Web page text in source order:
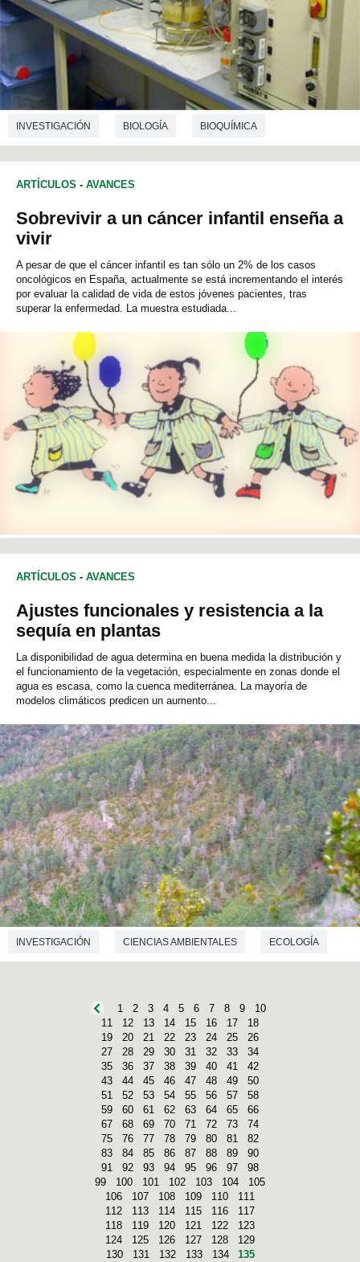
INVESTIGACIÓN BIOLOGÍA BIOQUÍMICA
INGENIERÍA QUÍMICA BIOTECNOLOGÍA
ARTÍCULOS - AVANCES
Sobrevivir a un cáncer infantil enseña a
vivir
A pesar de que el cáncer infantil es tan sólo un 2% de los casos
oncológicos en España, actualmente se está incrementando el interés
por evaluar la calidad de vida de estos jóvenes pacientes, tras
superar la enfermedad. La muestra estudiada...
ARTÍCULOS - AVANCES
Ajustes funcionales y resistencia a la
sequía en plantas
La disponibilidad de agua determina en buena medida la distribución y
el funcionamiento de la vegetación, especialmente en zonas donde el
agua es escasa, como la cuenca mediterránea. La mayoría de
modelos climáticos predicen un aumento...
INVESTIGACIÓN CIENCIAS AMBIENTALES ECOLOGÍA
1 2 3 4 5 6 7 8 9
10
11
12 13 14 15 16 17
18
19
20 21 22 23 24 25
26
27
28 29 30 31 32 33
34
35
36 37 38 39 40 41
42
43
44 45 46 47 48 49
50
51
52 53 54 55 56 57
58
59
60 61 62 63 64 65
66
67
68 69 70 71 72 73
74
75
76 77 78 79 80 81
82
83
84 85 86 87 88 89
90
91
92 93 94 95 96 97
98
99
100 101 102 103 104
105
106
107 108 109 110
111
112
113 114 115 116
117
118
119 120 121 122
123
124
125 126 127 128
129
130
131 132 133 134
135